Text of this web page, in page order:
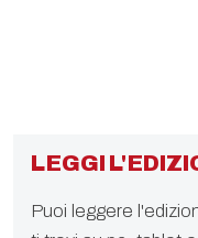
LEGGI
Puoi leggere